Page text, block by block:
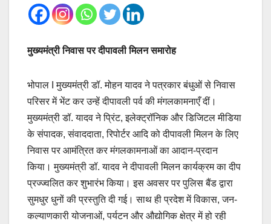
मुख्यमंत्री निवास पर दीपावली मिलन समारोह
भोपाल I मुख्यमंत्री डॉ. मोहन यादव ने पत्रकार बंधुओं से निवास
परिसर में भेंट कर उन्हें दीपावली पर्व की मंगलकामनाएँ दीं।
मुख्यमंत्री डॉ. यादव ने प्रिंट, इलेक्ट्रॉनिक और डिजिटल मीडिया
के संपादक, संवाददाता, रिपोर्टर आदि को दीपावली मिलन के लिए
निवास पर आमंत्रित कर मंगलकामनाओं का आदान-प्रदान
किया। मुख्यमंत्री डॉ. यादव ने दीपावली मिलन कार्यक्रम का दीप
प्रज्ज्वलित कर शुभारंभ किया। इस अवसर पर पुलिस बैंड द्वारा
सुमधुर धुनों की प्रस्तुति दी गई। साथ ही प्रदेश में विकास, जन-
कल्याणकारी योजनाओं, पर्यटन और औद्योगिक क्षेत्र में हो रही